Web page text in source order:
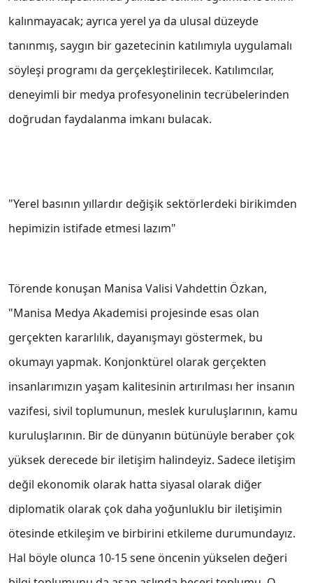
kalınmayacak; ayrıca yerel ya da ulusal düzeyde
tanınmış, saygın bir gazetecinin katılımıyla uygulamalı
söyleşi programı da gerçekleştirilecek. Katılımcılar,
deneyimli bir medya profesyonelinin tecrübelerinden
doğrudan faydalanma imkanı bulacak.
"Yerel basının yıllardır değişik sektörlerdeki birikimden
hepimizin istifade etmesi lazım"
Törende konuşan Manisa Valisi Vahdettin Özkan,
"Manisa Medya Akademisi projesinde esas olan
gerçekten kararlılık, dayanışmayı göstermek, bu
okumayı yapmak. Konjonktürel olarak gerçekten
insanlarımızın yaşam kalitesinin artırılması her insanın
vazifesi, sivil toplumunun, meslek kuruluşlarının, kamu
kuruluşlarının. Bir de dünyanın bütünüyle beraber çok
yüksek derecede bir iletişim halindeyiz. Sadece iletişim
değil ekonomik olarak hatta siyasal olarak diğer
diplomatik olarak çok daha yoğunluklu bir iletişimin
ötesinde etkileşim ve birbirini etkileme durumundayız.
Hal böyle olunca 10-15 sene öncenin yükselen değeri